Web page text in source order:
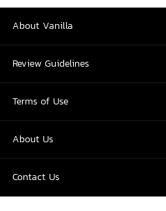
About Vanilla
Review Guidelines
Terms of Use
About Us
Contact Us